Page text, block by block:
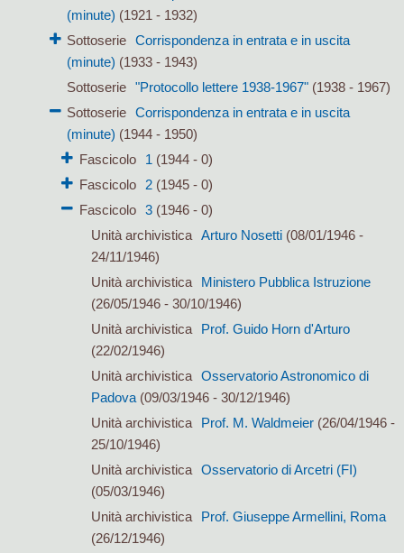
(minute) (1921 - 1932)
Sottoserie
Corrispondenza in entrata e in uscita
(minute) (1933 - 1943)
Sottoserie
"Protocollo lettere 1938-1967" (1938 - 1967)
Sottoserie
Corrispondenza in entrata e in uscita
(minute) (1944 - 1950)
Fascicolo
1 (1944 - 0)
Fascicolo
2(1945 - 0)
Fascicolo
3(1946 - 0)
Unità archivistica Arturo Nosetti(08/01/1946 -
24/11/1946)
Unità archivistica
Ministero Pubblica Istruzione
(26/05/1946 - 30/10/1946)
Unità archivistica
Prof. Guido Horn d'Arturo
(22/02/1946)
Unità archivistica Osservatorio Astronomico di
Padova(09/03/1946 - 30/12/1946)
Unità archivistica
Prof. M. Waldmeier(26/04/1946 -
25/10/1946)
Unità archivistica Osservatorio di Arcetri (FI)
(05/03/1946)
Unità archivistica
Prof. Giuseppe Armellini, Roma
(26/12/1946)